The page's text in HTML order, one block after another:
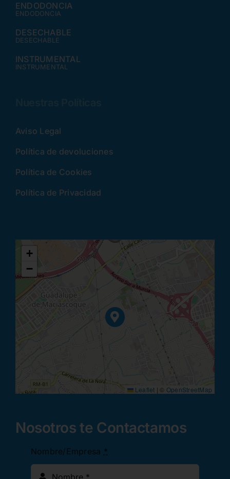
ENDODONCIA
ENDODONCIA
DESECHABLE
DESECHABLE
INSTRUMENTAL
INSTRUMENTAL
Aviso Legal
Política de devoluciones
Política de Cookies
Política de Privacidad
+
−
Leaflet | © OpenStreetMap
Nosotros te Contactamos
Nombre/Empresa *